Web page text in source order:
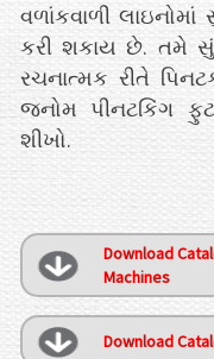
વળાંકવાળી
કરી શકાય છે. તમે
રચનાત્મક રીતે
જનોમ પીનટકિંગ
શીખો.
Download
Machines
Download